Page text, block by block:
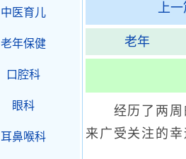
上一
老年
经历了两周的
来广受关注的
中医育儿
老年保健
口腔科
眼科
耳鼻喉科